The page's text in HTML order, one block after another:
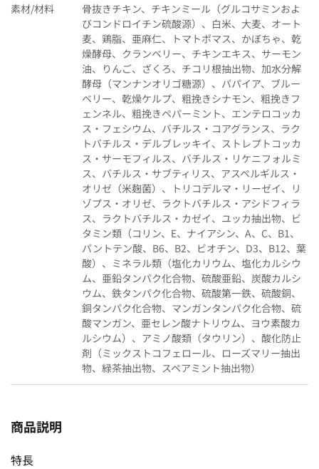
素材/材料
骨抜きチキン、チキンミール（グルコサミンおよ
びコンドロイチン硫酸源）、白米、大麦、オート
麦、鶏脂、亜麻仁、トマトポマス、かぼちゃ、乾
燥酵母、クランベリー、チキンエキス、サーモン
油、りんご、ざくろ、チコリ根抽出物、加水分解
酵母（マンナンオリゴ糖源）、パパイア、ブルー
ベリー、乾燥ケルプ、粗挽きシナモン、粗挽きフ
ェンネル、粗挽きペパーミント、エンテロコッカ
ス・フェシウム、バチルス・コアグランス、ラク
トバチルス・デルブレッキイ、ストレプトコッカ
ス・サーモフィルス、バチルス・リケニフォルミ
ス、バチルス・サブティリス、アスペルギルス・
オリゼ（米麹菌）、トリコデルマ・リーゼイ、リ
ゾプス・オリゼ、ラクトバチルス・アシドフィラ
ス、ラクトバチルス・カゼイ、ユッカ抽出物、ビ
タミン類（コリン、E、ナイアシン、A、C、B1、
パントテン酸、B6、B2、ビオチン、D3、B12、葉
酸）、ミネラル類（塩化カリウム、塩化カルシウ
ム、亜鉛タンパク化合物、硫酸亜鉛、炭酸カルシ
ウム、鉄タンパク化合物、硫酸第一鉄、硫酸銅、
銅タンパク化合物、マンガンタンパク化合物、硫
酸マンガン、亜セレン酸ナトリウム、ヨウ素酸カ
ルシウム）、アミノ酸類（タウリン）、酸化防止
剤（ミックストコフェロール、ローズマリー抽出
物、緑茶抽出物、スペアミント抽出物）
商品説明
特長